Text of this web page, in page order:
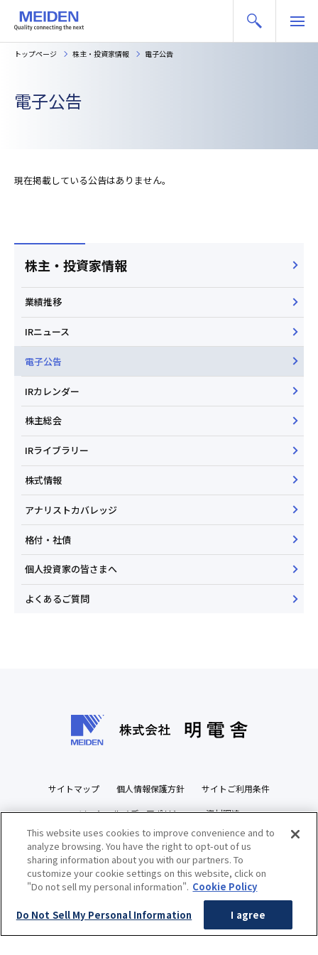
トップページ 株主・投資家情報 電子公告
電子公告
現在掲載している公告はありません。
株主・投資家情報
業績推移
IRニュース
電子公告
IRカレンダー
株主総会
IRライブラリー
株式情報
アナリストカバレッジ
格付・社債
個人投資家の皆さまへ
よくあるご質問
サイトマップ 個人情報保護方針 サイトご利用条件
ソーシャルメディアポリシー 資材調達
ビジネスパートナーズサイト
This website uses cookies to improve convenience and to
analyze browsing. You have the right to opt-out of us
sharing information about you with our partners. To
customize your cookie settings on this website, click on
"Do not sell my personal information". Cookie Policy
Do Not Sell My Personal Information I agree